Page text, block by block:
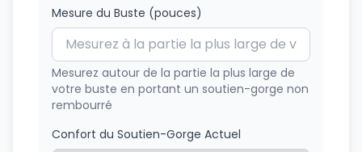
Mesure du Buste (pouces)
Mesurez autour de la partie la plus large de
votre buste en portant un soutien-gorge non
rembourré
Confort du Soutien-Gorge Actuel